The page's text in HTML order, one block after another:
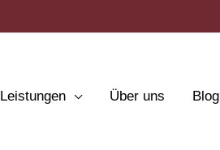
Leistungen Über uns Blog